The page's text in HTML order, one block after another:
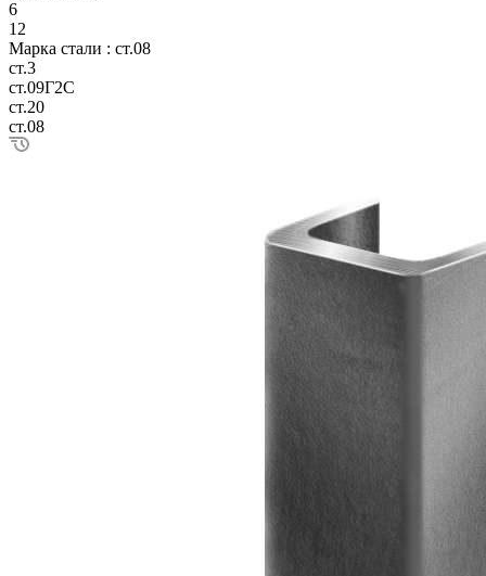
6
12
Марка стали : ст.08
ст.3
ст.09Г2С
ст.20
ст.08